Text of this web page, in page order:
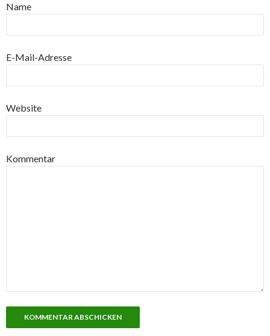
Name
E-Mail-Adresse
Website
Kommentar